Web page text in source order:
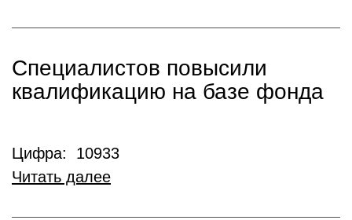
Специалистов повысили
квалификацию на базе фонда
Цифра: 10933
Читать далее